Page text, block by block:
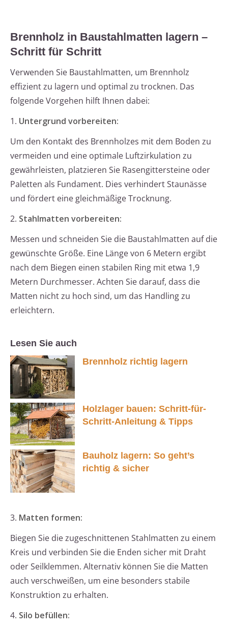
Brennholz in Baustahlmatten lagern –
Schritt für Schritt
Verwenden Sie Baustahlmatten, um Brennholz
effizient zu lagern und optimal zu trocknen. Das
folgende Vorgehen hilft Ihnen dabei:
1. Untergrund vorbereiten:
Um den Kontakt des Brennholzes mit dem Boden zu
vermeiden und eine optimale Luftzirkulation zu
gewährleisten, platzieren Sie Rasengittersteine oder
Paletten als Fundament. Dies verhindert Staunässe
und fördert eine gleichmäßige Trocknung.
2. Stahlmatten vorbereiten:
Messen und schneiden Sie die Baustahlmatten auf die
gewünschte Größe. Eine Länge von 6 Metern ergibt
nach dem Biegen einen stabilen Ring mit etwa 1,9
Metern Durchmesser. Achten Sie darauf, dass die
Matten nicht zu hoch sind, um das Handling zu
erleichtern.
Lesen Sie auch
Brennholz richtig lagern
Holzlager bauen: Schritt-für-
Schritt-Anleitung & Tipps
Bauholz lagern: So geht’s
richtig & sicher
3. Matten formen:
Biegen Sie die zugeschnittenen Stahlmatten zu einem
Kreis und verbinden Sie die Enden sicher mit Draht
oder Seilklemmen. Alternativ können Sie die Matten
auch verschweißen, um eine besonders stabile
Konstruktion zu erhalten.
4. Silo befüllen: